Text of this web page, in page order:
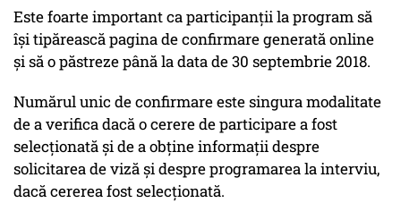
Este foarte important ca participanţii la program să
îşi tipărească pagina de confirmare generată online
şi să o păstreze până la data de 30 septembrie 2018.
Numărul unic de confirmare este singura modalitate
de a verifica dacă o cerere de participare a fost
selecţionată şi de a obţine informaţii despre
solicitarea de viză şi despre programarea la interviu,
dacă cererea fost selecţionată.